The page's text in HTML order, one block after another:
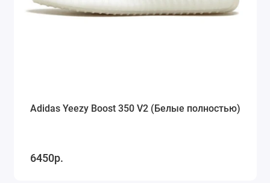
Adidas Yeezy Boost 350 V2 (Белые полностью)
6450р.